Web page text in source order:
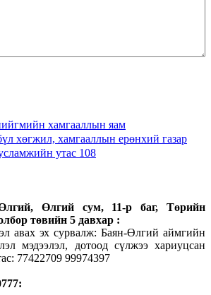
хамгааллын яам
хөгжил, хамгааллын ерөнхий газар
утас 108
Өлгий сум, 11-р баг, Төрийн
төвийн 5 давхар :
авах эх сурвалж: Баян-Өлгий аймгийн
мэдээлэл, дотоод сүлжээ хариуцсан
77422709 99974397